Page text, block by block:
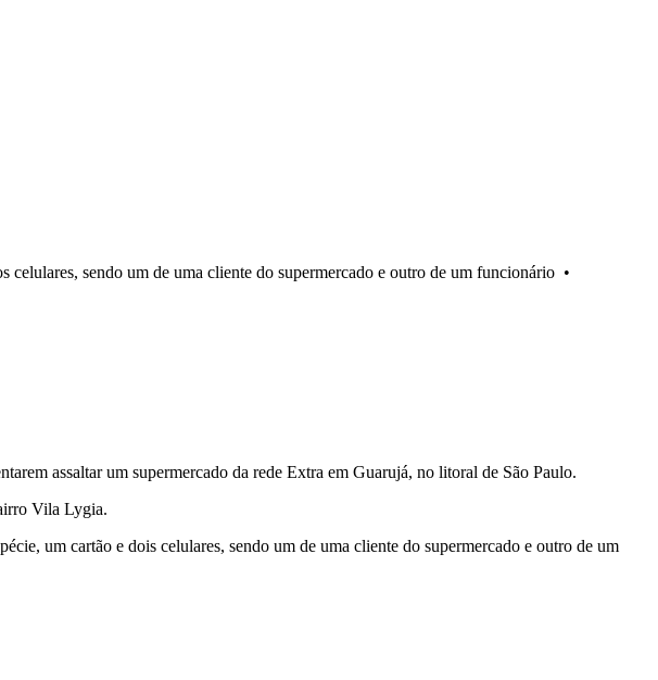
sendo um de uma cliente do supermercado e outro de um funcionário •
assaltar um supermercado da rede Extra em Guarujá, no litoral de São Paulo.
Vila Lygia.
um cartão e dois celulares, sendo um de uma cliente do supermercado e outro de um